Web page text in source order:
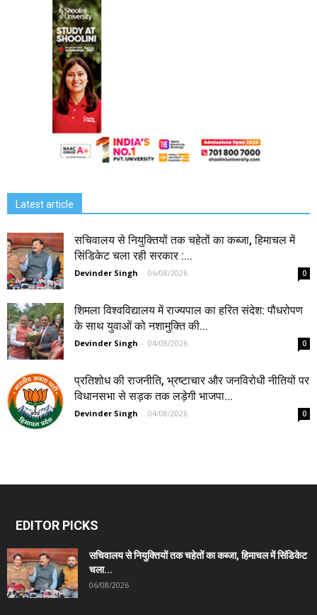
Latest article
सचिवालय से नियुक्तियों तक चहेतों का कब्जा, हिमाचल में
सिंडिकेट चला रही सरकार :...
Devinder Singh - 06/08/2026 0
शिमला विश्वविद्यालय में राज्यपाल का हरित संदेश: पौधरोपण
के साथ युवाओं को नशामुक्ति की...
Devinder Singh - 04/08/2026 0
प्रतिशोध की राजनीति, भ्रष्टाचार और जनविरोधी नीतियों पर
विधानसभा से सड़क तक लड़ेगी भाजपा...
Devinder Singh - 04/08/2026 0
EDITOR PICKS
सचिवालय से नियुक्तियों तक चहेतों का कब्जा, हिमाचल में सिंडिकेट
चला...
06/08/2026